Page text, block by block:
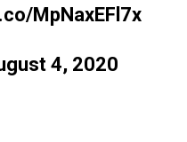
MpNaxEFl7x
4, 2020